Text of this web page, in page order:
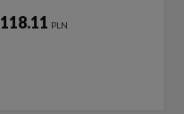
118.11 PLN